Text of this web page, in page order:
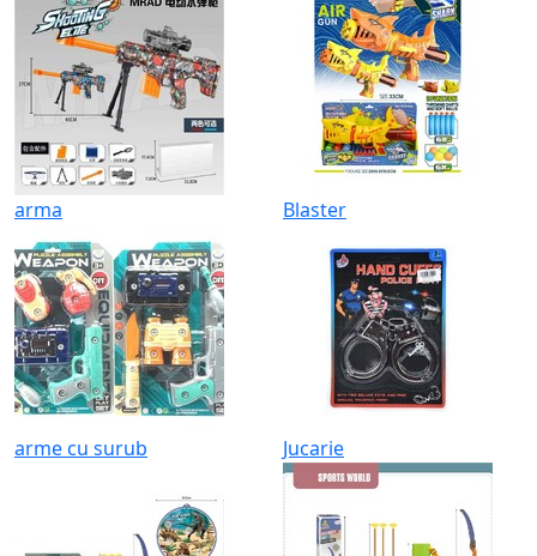
arma Blaster
arme cu surub Jucarie